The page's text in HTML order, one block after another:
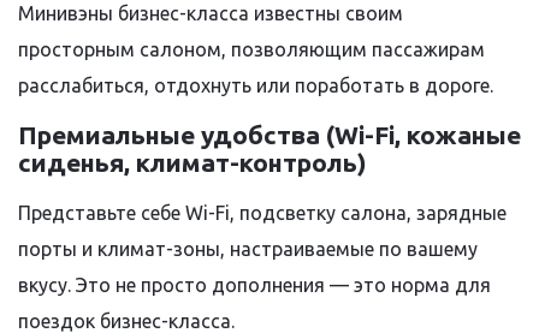
Минивэны бизнес-класса известны своим
просторным салоном, позволяющим пассажирам
расслабиться, отдохнуть или поработать в дороге.
Премиальные удобства (Wi-Fi, кожаные
сиденья, климат-контроль)
Представьте себе Wi-Fi, подсветку салона, зарядные
порты и климат-зоны, настраиваемые по вашему
вкусу. Это не просто дополнения — это норма для
поездок бизнес-класса.